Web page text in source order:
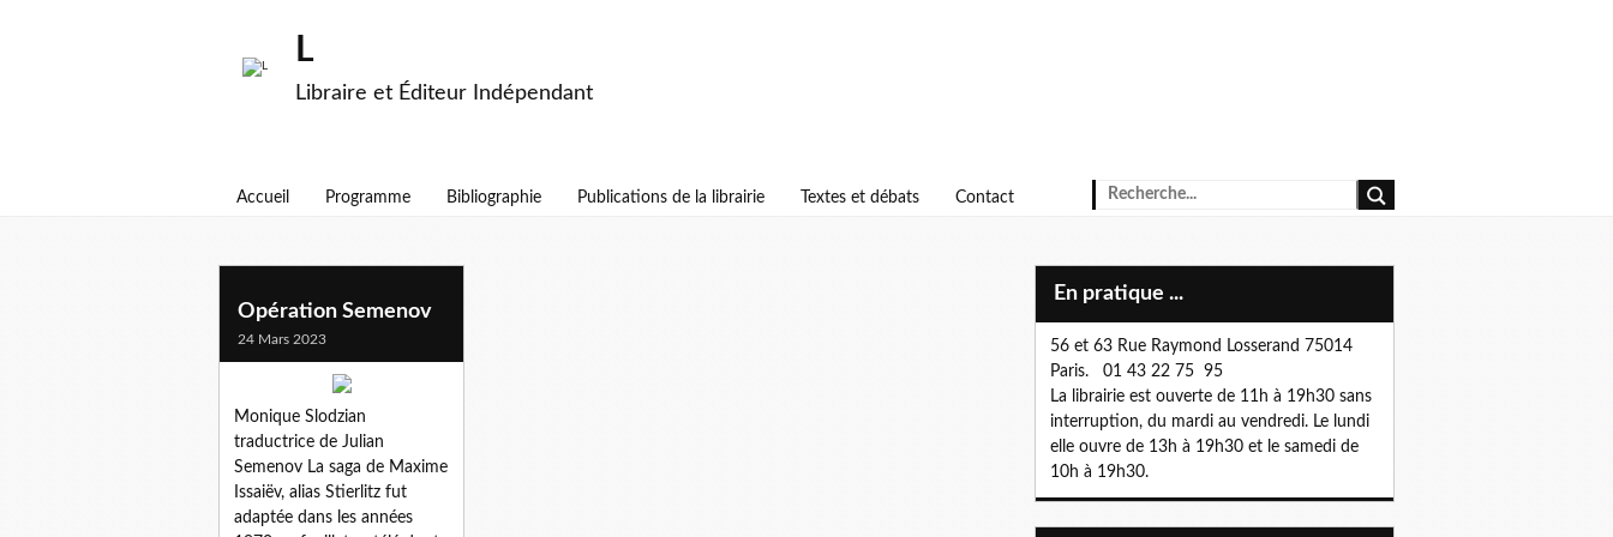
L
Libraire et Éditeur Indépendant
Accueil Programme Bibliographie Publications de la librairie Textes et débats Contact
stierlitz
Opération Semenov
24 Mars 2023
Monique Slodzian
traductrice de Julian
Semenov La saga de Maxime
Issaiëv, alias Stierlitz fut
adaptée dans les années
En pratique ...
56 et 63 Rue Raymond Losserand 75014
Paris. 01 43 22 75 95
La librairie est ouverte de 11h à 19h30 sans
interruption, du mardi au vendredi. Le lundi
elle ouvre de 13h à 19h30 et le samedi de
10h à 19h30.